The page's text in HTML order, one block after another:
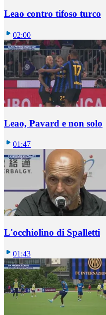
Leao contro tifoso turco
02:00
Leao, Pavard e non solo
01:47
L'occhiolino di Spalletti
01:43